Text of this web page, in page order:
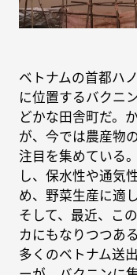
ベトナムの首都ハ
に位置するバクニ
どかな田舎町だ。
が、今では農産物
注目を集めている
し、保水性や通気
め、野菜生産に適
そして、最近、こ
カにもなりつつある
多くのベトナム送